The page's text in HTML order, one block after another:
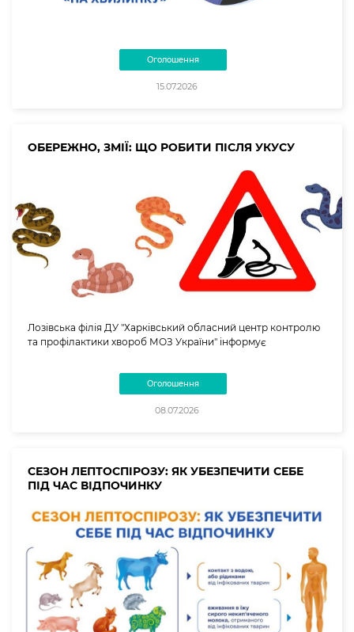
Оголошення
15.07.2026
ОБЕРЕЖНО, ЗМІЇ: ЩО РОБИТИ ПІСЛЯ УКУСУ
Лозівська філія ДУ "Харківський обласний центр контролю
та профілактики хвороб МОЗ України" інформує
Оголошення
08.07.2026
СЕЗОН ЛЕПТОСПІРОЗУ: ЯК УБЕЗПЕЧИТИ СЕБЕ
ПІД ЧАС ВІДПОЧИНКУ